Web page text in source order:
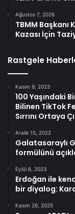
Ağustos 7, 2026
TBMM
Kazası İçin
Rastgele
Kasım 9, 2023
100 Yaşındaki
Bilinen TikTok
Sırrını Ortaya
Aralık 15, 2022
Galatasaraylı
formülünü
Eylül 6, 2023
Erdoğan ile
bir diyalog:
Kasım 26, 2025